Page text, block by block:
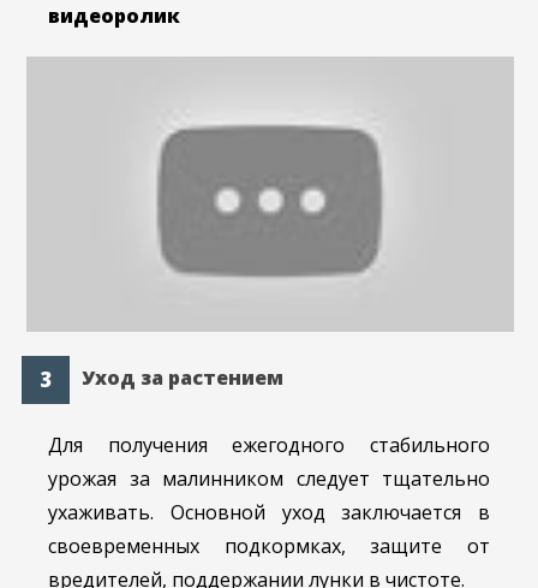
видеоролик
Уход за растением
Для получения ежегодного стабильного
урожая за малинником следует тщательно
ухаживать. Основной уход заключается в
своевременных подкормках, защите от
вредителей, поддержании лунки в чистоте.